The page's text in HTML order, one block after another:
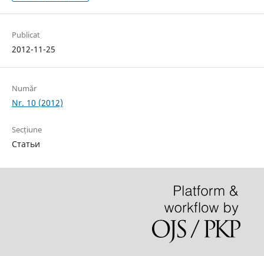
Publicat
2012-11-25
Număr
Nr. 10 (2012)
Secțiune
Статьи